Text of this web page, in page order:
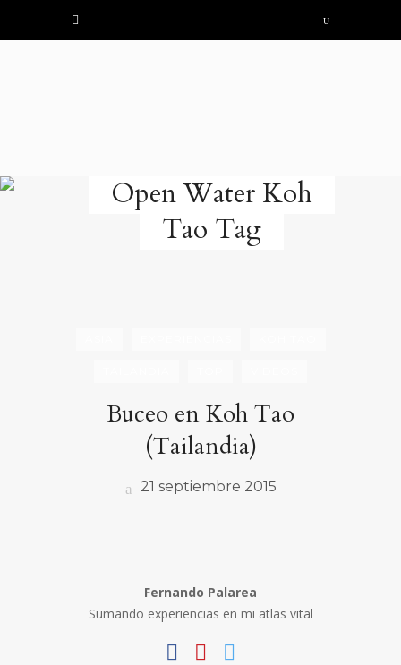
Open Water Koh
Tao Tag
Buceo en Koh Tao
(Tailandia)
21 septiembre 2015
Fernando Palarea
Sumando experiencias en mi atlas vital